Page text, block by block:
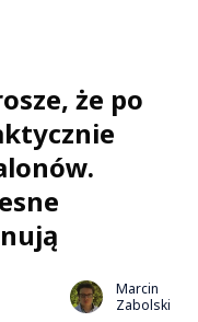
że po
Marcin
Zabolski